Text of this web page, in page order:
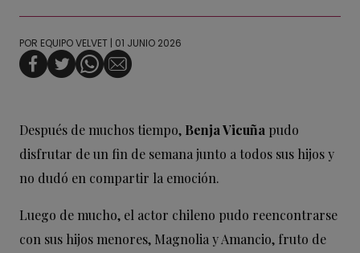
POR EQUIPO VELVET | 01 JUNIO 2026
Después de muchos tiempo, Benja Vicuña pudo
disfrutar de un fin de semana junto a todos sus hijos y
no dudó en compartir la emoción.
Luego de mucho, el actor chileno pudo reencontrarse
con sus hijos menores, Magnolia y Amancio, fruto de